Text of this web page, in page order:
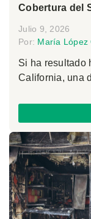
Cobertura del
Julio 9, 2026
Por: María López
Si ha resultado
California, una